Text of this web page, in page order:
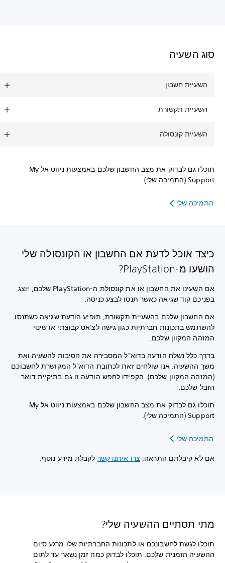
סוג השעיה
השעיית חשבון
השעיית תקשורת
השעיית קונסולה
תוכלו גם לבדוק את מצב החשבון שלכם באמצעות ניווט אל My
Support (התמיכה שלי).
התמיכה שלי
כיצד אוכל לדעת אם החשבון או הקונסולה שלי
הושעו מ-PlayStation?
אם השעינו את החשבון או את קונסולת ה-PlayStation שלכם, יוצג
בפניכם קוד שגיאה כאשר תנסו לבצע כניסה.
אם החשבון שלכם בהשעיית תקשורת, תופיע הודעת שגיאה כשתנסו
להשתמש בתכונות חברתיות כגון גישה לצ'אט קבוצתי או שינוי
המזהה המקוון שלכם.
בדרך כלל נשלח הודעה בדוא"ל המסבירה את הסיבות להשעיה ואת
משך ההשעיה. אנו שולחים זאת לכתובת הדוא"ל המקושרת לחשבוכם
(המזהה המקוון שלכם). הקפידו לחפש הודעה זו גם בתיקיית דואר
הזבל שלכם.
תוכלו גם לבדוק את מצב החשבון שלכם באמצעות ניווט אל My
Support (התמיכה שלי).
התמיכה שלי
אם לא קיבלתם התראה,צרו איתנו קשרלקבלת מידע נוסף.
מתי תסתיים ההשעיה שלי?
תוכלו לגשת לחשבונכם או לתכונות החברתיות שלו מרגע סיום
ההשעיה הזמנית שלכם. תוכלו לבדוק כמה זמן נשאר עד לתום